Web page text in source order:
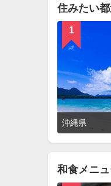
住みたい
1
沖縄県
和食メニ